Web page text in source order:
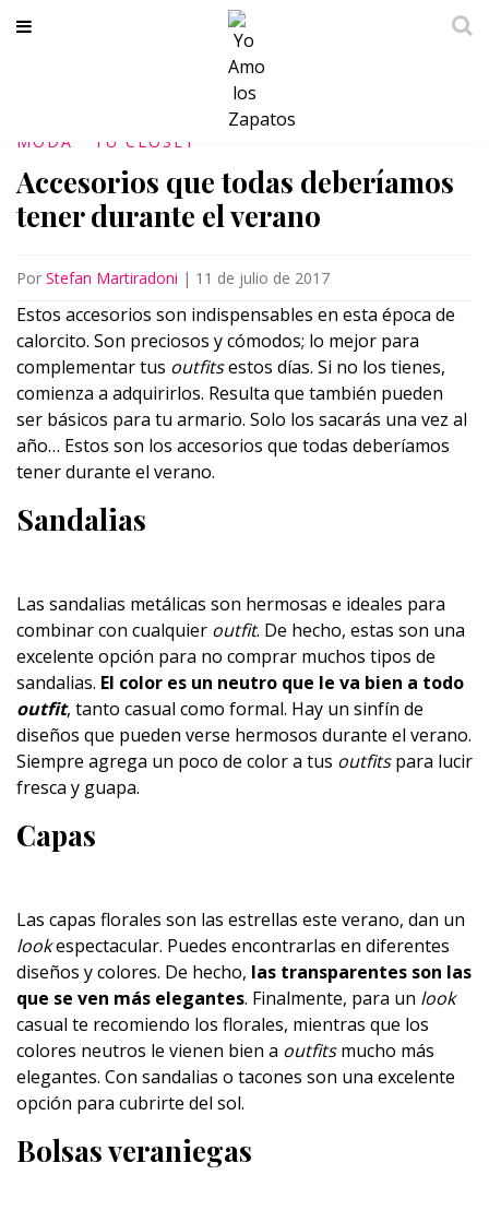
MODA TU CLÓSET
Accesorios que todas deberíamos
tener durante el verano
Por Stefan Martiradoni | 11 de julio de 2017
Estos accesorios son indispensables en esta época de
calorcito. Son preciosos y cómodos; lo mejor para
complementar tus outfitsestos días. Si no los tienes,
comienza a adquirirlos. Resulta que también pueden
ser básicos para tu armario. Solo los sacarás una vez al
año… Estos son los accesorios que todas deberíamos
tener durante el verano.
Sandalias
Las sandalias metálicas son hermosas e ideales para
combinar con cualquier outfit. De hecho, estas son una
excelente opción para no comprar muchos tipos de
sandalias. El color es un neutro que le va bien a todo
outfit, tanto casual como formal. Hay un sinfín de
diseños que pueden verse hermosos durante el verano.
Siempre agrega un poco de color a tus outfitspara lucir
fresca y guapa.
Capas
Las capas florales son las estrellas este verano, dan un
lookespectacular. Puedes encontrarlas en diferentes
diseños y colores. De hecho, las transparentes son las
que se ven más elegantes. Finalmente, para un look
casual te recomiendo los florales, mientras que los
colores neutros le vienen bien a outfitsmucho más
elegantes. Con sandalias o tacones son una excelente
opción para cubrirte del sol.
Bolsas veraniegas